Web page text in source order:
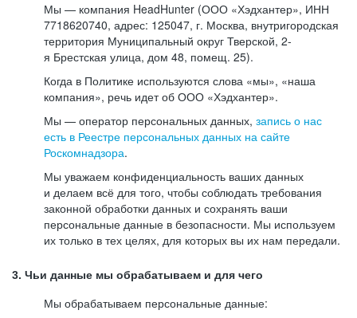
Мы — компания HeadHunter (ООО «Хэдхантер», ИНН
7718620740, адрес: 125047, г. Москва, внутригородская
территория Муниципальный округ Тверской, 2-
я Брестская улица, дом 48, помещ. 25).
Когда в Политике используются слова «мы», «наша
компания», речь идет об ООО «Хэдхантер».
Мы — оператор персональных данных, запись о нас
есть в Реестре персональных данных на сайте
Роскомнадзора.
Мы уважаем конфиденциальность ваших данных
и делаем всё для того, чтобы соблюдать требования
законной обработки данных и сохранять ваши
персональные данные в безопасности. Мы используем
их только в тех целях, для которых вы их нам передали.
3. Чьи данные мы обрабатываем и для чего
Мы обрабатываем персональные данные: